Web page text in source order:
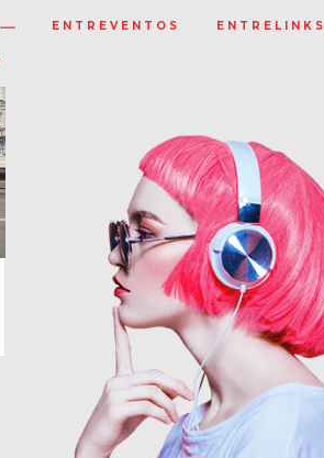
ENTREVENTOS ENTRELINKS